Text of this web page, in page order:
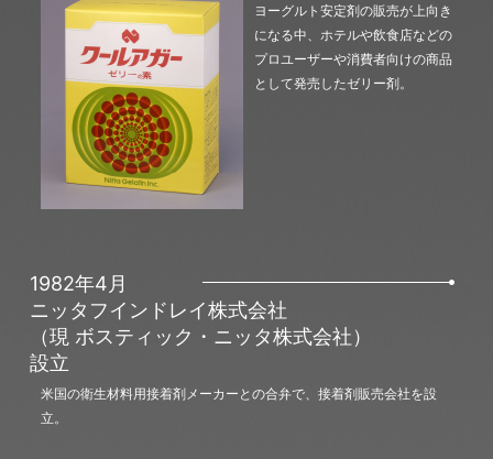
ヨーグルト安定剤の販売が上向き
になる中、ホテルや飲食店などの
プロユーザーや消費者向けの商品
として発売したゼリー剤。
1982年4月
ニッタフインドレイ株式会社
（現 ボスティック・ニッタ株式会社）
設立
米国の衛生材料用接着剤メーカーとの合弁で、接着剤販売会社を設
立。